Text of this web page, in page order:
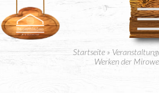
Startseite »
Werken der